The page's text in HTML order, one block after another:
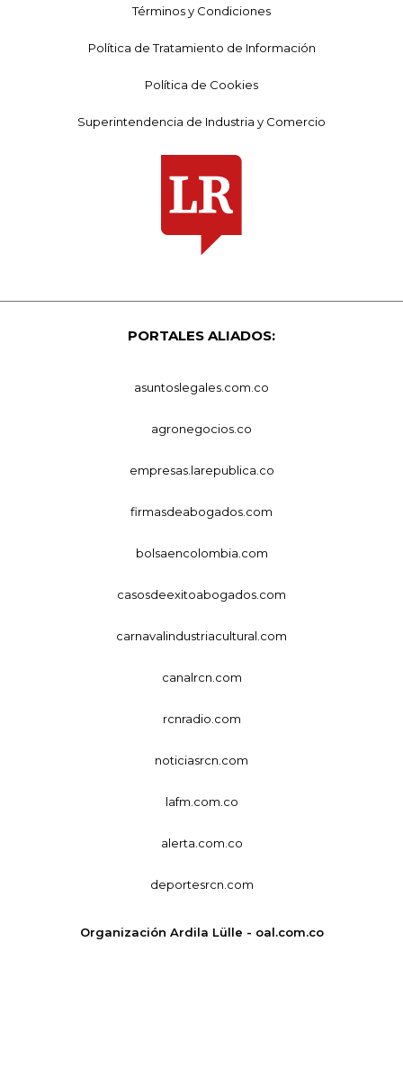
Términos y Condiciones
Política de Tratamiento de Información
Política de Cookies
Superintendencia de Industria y Comercio
PORTALES ALIADOS:
asuntoslegales.com.co
agronegocios.co
empresas.larepublica.co
firmasdeabogados.com
bolsaencolombia.com
casosdeexitoabogados.com
carnavalindustriacultural.com
canalrcn.com
rcnradio.com
noticiasrcn.com
lafm.com.co
alerta.com.co
deportesrcn.com
Organización Ardila Lülle - oal.com.co